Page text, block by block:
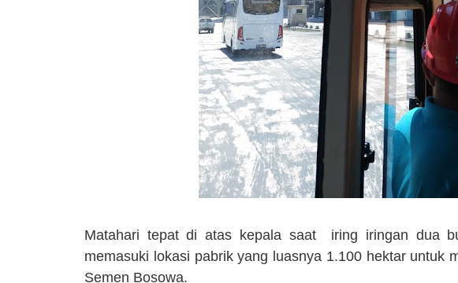
Matahari tepat di atas kepala saat iring iringan dua
memasuki lokasi pabrik yang luasnya 1.100 hektar untuk
Semen Bosowa.